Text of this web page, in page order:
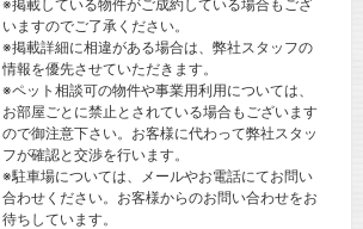
※掲載している物件がご成約している場合もござ
いますのでご了承ください。
※掲載詳細に相違がある場合は、弊社スタッフの
情報を優先させていただきます。
※ペット相談可の物件や事業用利用については、
お部屋ごとに禁止とされている場合もございます
ので御注意下さい。お客様に代わって弊社スタッ
フが確認と交渉を行います。
※駐車場については、メールやお電話にてお問い
合わせください。お客様からのお問い合わせをお
待ちしています。